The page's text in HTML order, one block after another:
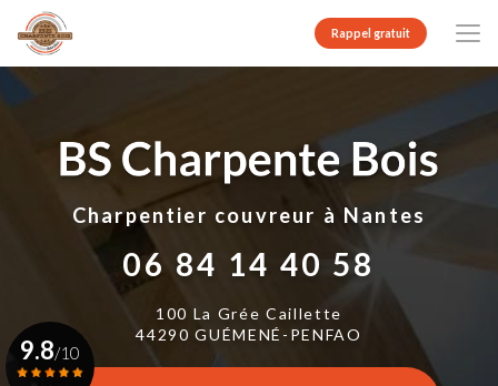
contenu
principal
Rappel gratuit
Charpentier couvreur à Nantes
06 84 14 40 58
100 La Grée Caillette
44290 GUÉMENÉ-PENFAO
9.8/10